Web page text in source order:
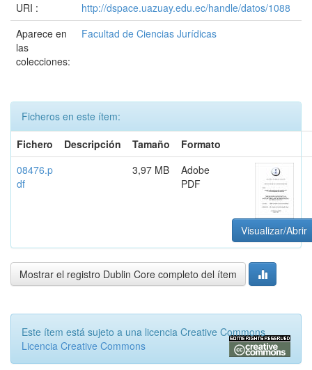
URI :
http://dspace.uazuay.edu.ec/handle/datos/1088
Aparece en
las
colecciones:
Facultad de Ciencias Jurídicas
Ficheros en este ítem:
Fichero
Descripción Tamaño
Formato
08476.p
df
3,97 MB
Adobe
PDF
Visualizar/Abrir
Mostrar el registro Dublin Core completo del ítem
Este ítem está sujeto a una licencia Creative Commons
Licencia Creative Commons